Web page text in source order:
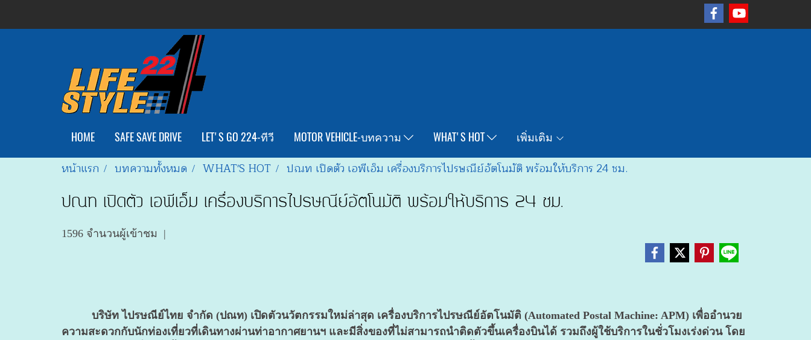
HOME SAFE SAVE DRIVE LET'S GO 224-ทีวี MOTOR VEHICLE-บทความ WHAT'S HOT เพิ่มเติม
หน้าแรก บทความทั้งหมด WHAT'S HOT ปณท เปิดตัว เอพีเอ็ม เครื่องบริการไปรษณีย์อัตโนมัติ พร้อมให้บริการ 24 ชม.
ปณท เปิดตัว เอพีเอ็ม เครื่องบริการไปรษณีย์อัตโนมัติ พร้อมให้บริการ 24 ชม.
1596 จำนวนผู้เข้าชม |
บริษัท ไปรษณีย์ไทย จำกัด (ปณท) เปิดตัวนวัตกรรมใหม่ล่าสุด เครื่องบริการไปรษณีย์อัตโนมัติ (Automated Postal Machine: APM) เพื่ออำนวย
ความสะดวกกับนักท่องเที่ยวที่เดินทางผ่านท่าอากาศยานฯ และมีสิ่งของที่ไม่สามารถนำติดตัวขึ้นเครื่องบินได้ รวมถึงผู้ใช้บริการในชั่วโมงเร่งด่วน โดย